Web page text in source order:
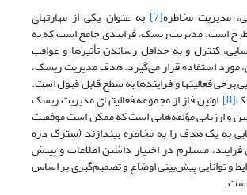
مدیریت مخاطره[7] به عنوان یکی از مهارتهای
است. مدیریت ریسک، فرایندی جامع است که به
کنترل و به حداقل رساندن تأثیرها و عواقب
مورد استفاده قرار می‌گیرد. هدف مدیریت ریسک،
فعالیتها و فرایندها به سطح قابل قبول است.
[8] اولین فاز از مجموعه فعالیتهای مدیریت ریسک
و ارزیابی مؤلفه‌هایی است که ممکن است موفقیت
به یک هدف را به مخاطره بیندازند (سترگ دره
این فرایند، مستلزم در اختیار داشتن اطلاعات و بینش
و توانایی پیش‌بینی اوضاع و تصمیم‌گیری بر اساس